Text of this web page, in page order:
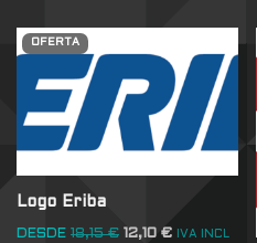
OFERTA
Logo Eriba
DESDE 18,15€ 12,10 € IVA INCL